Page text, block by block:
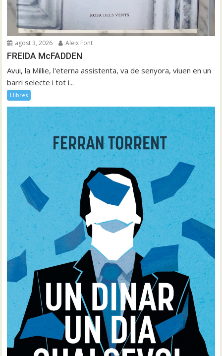
agost 3, 2026 Aleix Font
FREIDA McFADDEN
Avui, la Millie, l'eterna assistenta, va de senyora, viuen en un
barri selecte i tot i...
Llibres